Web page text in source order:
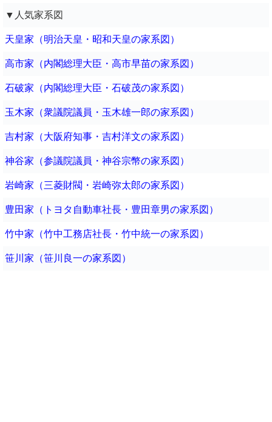
▼人気家系図
天皇家（明治天皇・昭和天皇の家系図）
高市家（内閣総理大臣・高市早苗の家系図）
石破家（内閣総理大臣・石破茂の家系図）
玉木家（衆議院議員・玉木雄一郎の家系図）
吉村家（大阪府知事・吉村洋文の家系図）
神谷家（参議院議員・神谷宗幣の家系図）
岩崎家（三菱財閥・岩崎弥太郎の家系図）
豊田家（トヨタ自動車社長・豊田章男の家系図）
竹中家（竹中工務店社長・竹中統一の家系図）
笹川家（笹川良一の家系図）